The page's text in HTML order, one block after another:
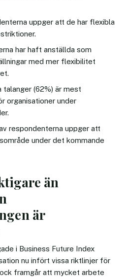
uppger att de har flexibla
har haft anställda som
med mer flexibilitet
talanger (62%) är mest
organisationer under
respondenterna uppger att
under det kommande
än
är
i Business Future Index
nu infört vissa riktlinjer för
framgår att mycket arbete